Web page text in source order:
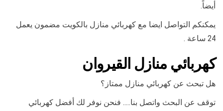
أيضاً.
يمكنكم التواصل ايضا مع كهربائي منازل بالكويت مضمون يعمل
24 ساعة .
كهربائي منازل القيروان
هل تبحث عن كهربائي منازل ممتاز؟
توقف عن البحث واتصل بنا….. فنحن نوفر لك أفضل كهربائي